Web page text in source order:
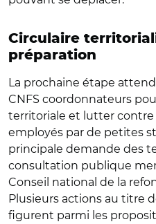
Circulaire
préparation
La prochaine étape
CNFS coordonnateurs
territoriale et lutter contre
employés par de petites
principale demande des
consultation publique
Conseil national de la
Plusieurs actions au titre
figurent parmi les